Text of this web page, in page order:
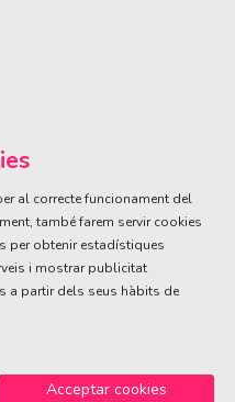
al correcte funcionament del
també farem servir cookies
per obtenir estadístiques
i mostrar publicitat
a partir dels seus hàbits de
Acceptar cookies